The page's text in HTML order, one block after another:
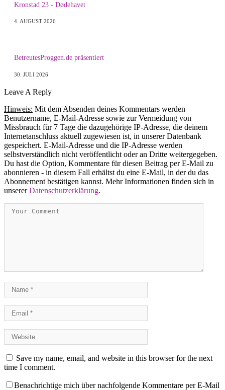
Kronstad 23 - Dødehavet
4. AUGUST 2026
BetreutesProggen.de präsentiert
30. JULI 2026
Leave A Reply
Hinweis: Mit dem Absenden deines Kommentars werden
Benutzername, E-Mail-Adresse sowie zur Vermeidung von
Missbrauch für 7 Tage die dazugehörige IP-Adresse, die deinem
Internetanschluss aktuell zugewiesen ist, in unserer Datenbank
gespeichert. E-Mail-Adresse und die IP-Adresse werden
selbstverständlich nicht veröffentlicht oder an Dritte weitergegeben.
Du hast die Option, Kommentare für diesen Beitrag per E-Mail zu
abonnieren - in diesem Fall erhältst du eine E-Mail, in der du das
Abonnement bestätigen kannst. Mehr Informationen finden sich in
unsererDatenschutzerklärung.
Save my name, email, and website in this browser for the next
time I comment.
Benachrichtige mich über nachfolgende Kommentare per E-Mail